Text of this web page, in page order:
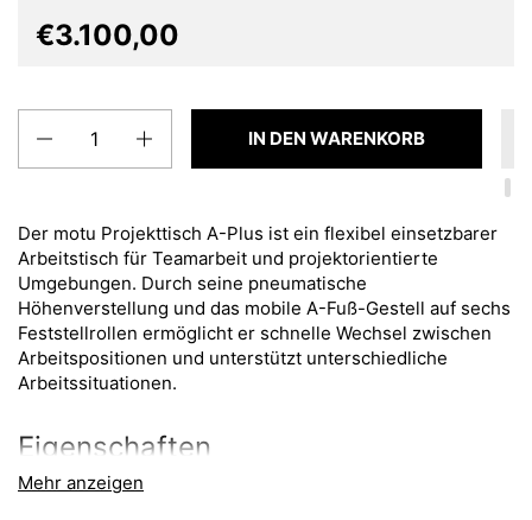
€3.100,00
IN DEN WARENKORB
Mehr anzeigen
Der motu Projekttisch A-Plus ist ein flexibel einsetzbarer
Arbeitstisch für Teamarbeit und projektorientierte
Umgebungen. Durch seine pneumatische
Höhenverstellung und das mobile A-Fuß-Gestell auf sechs
Feststellrollen ermöglicht er schnelle Wechsel zwischen
Arbeitspositionen und unterstützt unterschiedliche
Arbeitssituationen.
Eigenschaften
Pneumatische Höhenverstellung über